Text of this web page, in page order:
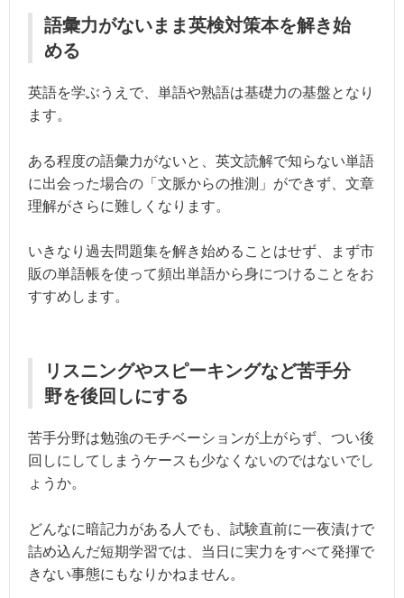
語彙力がないまま英検対策本を解き始
める
英語を学ぶうえで、単語や熟語は基礎力の基盤となり
ます。
ある程度の語彙力がないと、英文読解で知らない単語
に出会った場合の「文脈からの推測」ができず、文章
理解がさらに難しくなります。
いきなり過去問題集を解き始めることはせず、まず市
販の単語帳を使って頻出単語から身につけることをお
すすめします。
リスニングやスピーキングなど苦手分
野を後回しにする
苦手分野は勉強のモチベーションが上がらず、つい後
回しにしてしまうケースも少なくないのではないでし
ょうか。
どんなに暗記力がある人でも、試験直前に一夜漬けで
詰め込んだ短期学習では、当日に実力をすべて発揮で
きない事態にもなりかねません。